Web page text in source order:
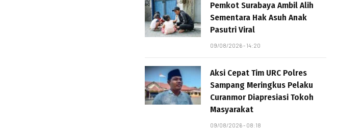
Pemkot Surabaya Ambil Alih
Sementara Hak Asuh Anak
Pasutri Viral
09/08/2026 - 14:20
Aksi Cepat Tim URC Polres
Sampang Meringkus Pelaku
Curanmor Diapresiasi Tokoh
Masyarakat
09/08/2026 - 08:18